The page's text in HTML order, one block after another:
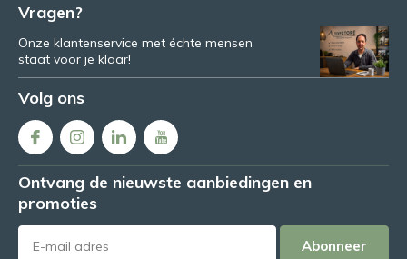
Vragen?
Onze klantenservice met échte mensen
staat voor je klaar!
Volg ons
Ontvang de nieuwste aanbiedingen en
promoties
Abonneer